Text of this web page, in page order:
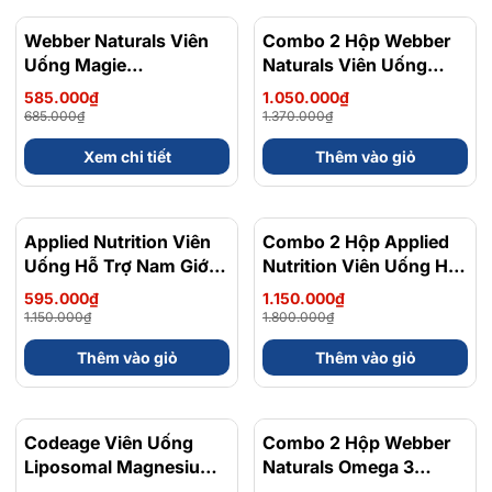
- 15%
Webber Naturals Viên
Uống Magie
Magnesium
Bisglycinate 200mg -
Chính Ngạch Canada,
Xuất VAT
585.000₫
685.000₫
Xem chi tiết
- 23%
Combo 2 Hộp Webber
Naturals Viên Uống
Magie Dễ Dàng Hấp
Làm Dịu Nhẹ Cho Hệ
Tiêu Hóa Magnesium
Bisglycinate 200mg -
Hộp 120 Viên
1.050.000₫
1.370.000₫
Thêm vào giỏ
- 48%
Applied Nutrition Viên
Uống Hỗ Trợ Nam Giới
120 viên - Chính Ngạch
Anh Quốc, Bán Chạy
595.000₫
1.150.000₫
Thêm vào giỏ
- 36%
Combo 2 Hộp Applied
Nutrition Viên Uống Hỗ
Trợ Nam Giới 120 viên
1.150.000₫
1.800.000₫
Thêm vào giỏ
- 8%
Codeage Viên Uống
Liposomal Magnesium
- 10%
Combo 2 Hộp Webber
Naturals Omega 3